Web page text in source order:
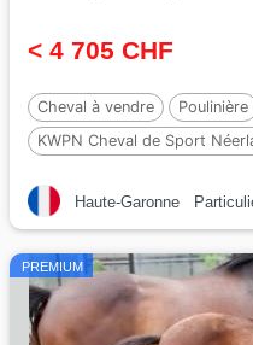
< 4 705 CHF
Cheval à vendre
Poulinière
KWPN Cheval de Sport
Haute-Garonne
PREMIUM